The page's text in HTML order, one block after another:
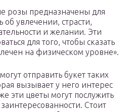
розы предназначены для
об увлечении, страсти,
и желании. Эти
для того, чтобы сказать
на физическом уровне».
отправить букет таких
вызывает у него интерес
эти цветы могут послужить
Стоит